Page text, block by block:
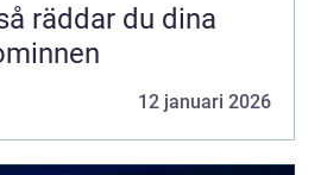
12 januari 2026